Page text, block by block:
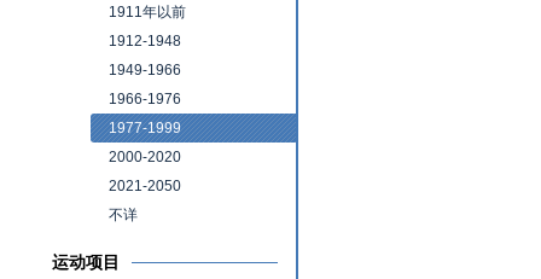
1911年以前
1912-1948
1949-1966
1966-1976
1977-1999
2000-2020
2021-2050
不详
运动项目